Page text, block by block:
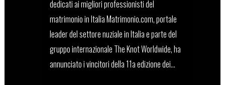
dedicati ai migliori professionisti del
matrimonio in Italia Matrimonio.com, portale
leader del settore nuziale in Italia e parte del
gruppo internazionale The Knot Worldwide, ha
annunciato i vincitori della 11a edizione dei...